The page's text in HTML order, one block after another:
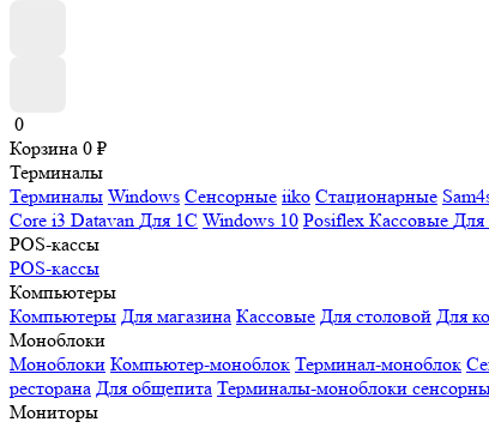
0
Корзина 0 ₽
Терминалы
Терминалы Windows Сенсорные iiko Стационарные
Core i3 Datavan Для 1С Windows 10 Posiflex Кассовые Для
POS-кассы
POS-кассы
Компьютеры
Компьютеры Для магазина Кассовые Для столовой Для
Моноблоки
Моноблоки Компьютер-моноблок Терминал-моноблок
ресторана Для общепита Терминалы-моноблоки
Мониторы